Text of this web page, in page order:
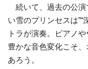
続いて、過去の公演
い雪のプリンセスは”“
トラが演奏。ピアノ
豊かな音色変化こそ
あろう。